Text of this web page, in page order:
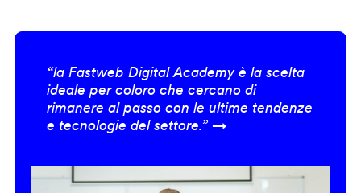
“la Fastweb Digital Academy è la scelta
ideale per coloro che cercano di
rimanere al passo con le ultime tendenze
e tecnologie del settore.” →